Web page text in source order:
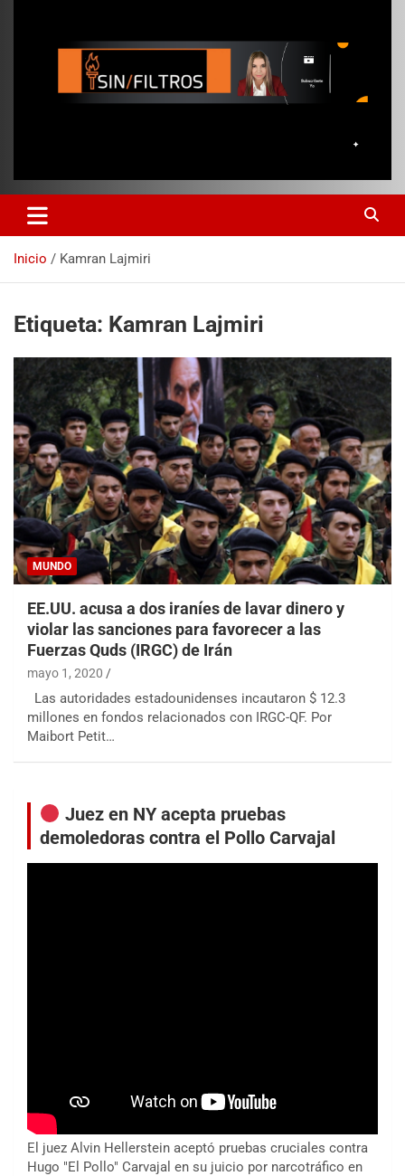
Inicio Kamran Lajmiri
Etiqueta: Kamran Lajmiri
MUNDO
EE.UU. acusa a dos iraníes de lavar dinero y
violar las sanciones para favorecer a las
Fuerzas Quds (IRGC) de Irán
mayo 1, 2020
Las autoridades estadounidenses incautaron $ 12.3
millones en fondos relacionados con IRGC-QF. Por
Maibort Petit…
Juez en NY acepta pruebas
demoledoras contra el Pollo Carvajal
El juez Alvin Hellerstein aceptó pruebas cruciales contra
Hugo "El Pollo" Carvajal en su juicio por narcotráfico en